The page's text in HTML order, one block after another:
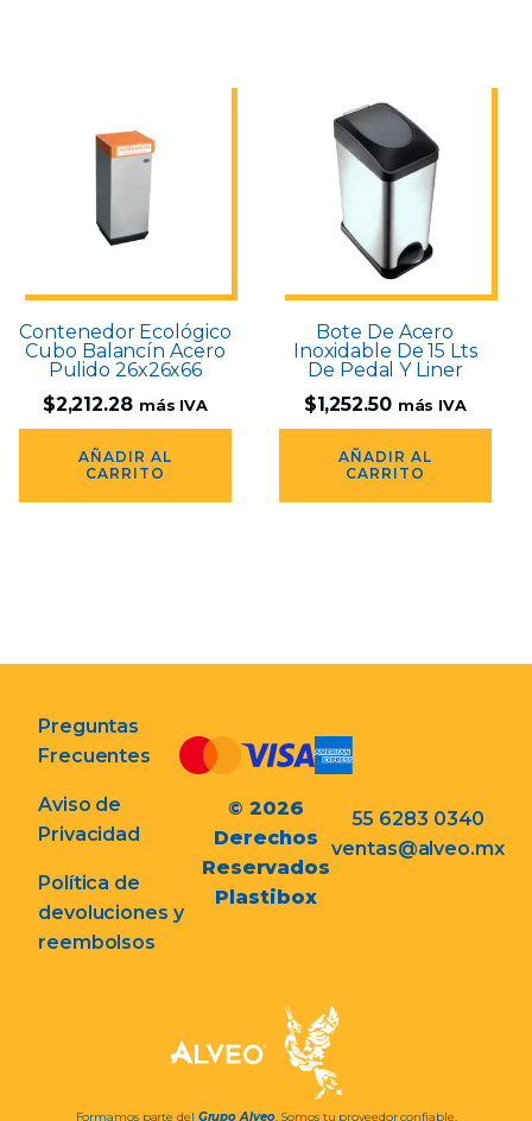
Contenedor Ecológico
Cubo Balancín Acero
Pulido 26x26x66
$2,212.28 más IVA
AÑADIR AL
CARRITO
Bote De Acero
Inoxidable De 15 Lts
De Pedal Y Liner
$1,252.50 más IVA
AÑADIR AL
CARRITO
Preguntas
Frecuentes
Aviso de
Privacidad
Política de
devoluciones y
reembolsos
© 2026
Derechos
Reservados
Plastibox
55 6283 0340
ventas@alveo.mx
Formamos parte del Grupo Alveo. Somos tu proveedor confiable.